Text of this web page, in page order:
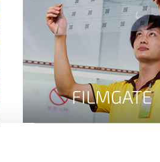
FILMGATE